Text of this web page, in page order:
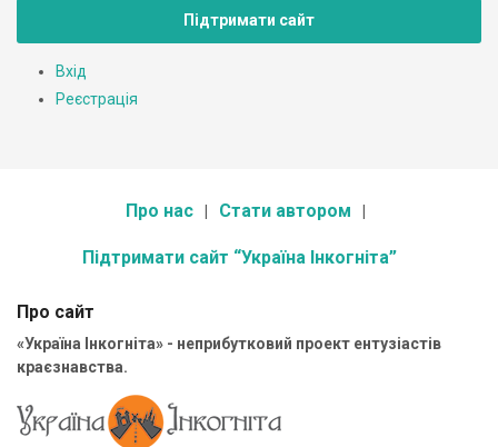
Підтримати сайт
Вхід
Реєстрація
Про нас Стати автором
Підтримати сайт “Україна Інкогніта”
Про сайт
«Україна Інкогніта» - неприбутковий проект ентузіастів
краєзнавства.